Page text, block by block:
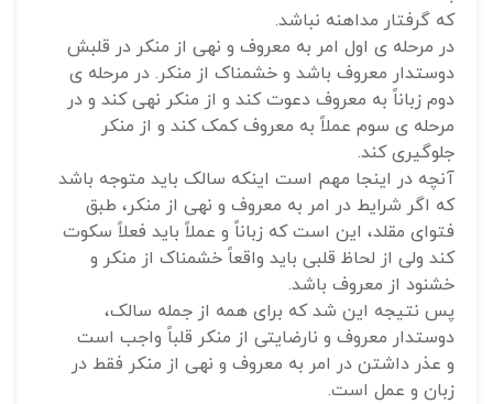
که گرفتار مداهنه نباشد.
در مرحله ی اول امر به معروف و نهی از منکر در قلبش
دوستدار معروف باشد و خشمناک از منکر. در مرحله ی
دوم زباناً به معروف دعوت کند و از منکر نهی کند و در
مرحله ی سوم عملاً به معروف کمک کند و از منکر
جلوگیری کند.
آنچه در اینجا مهم است اینکه سالک باید متوجه باشد
که اگر شرایط در امر به معروف و نهی از منکر، طبق
فتوای مقلد، این است که زباناً و عملاً باید فعلاً سکوت
کند ولی از لحاظ قلبی باید واقعاً خشمناک از منکر و
خشنود از معروف باشد.
پس نتیجه این شد که برای همه از جمله سالک،
دوستدار معروف و نارضایتی از منکر قلباً واجب است
و عذر داشتن در امر به معروف و نهی از منکر فقط در
زبان و عمل است.